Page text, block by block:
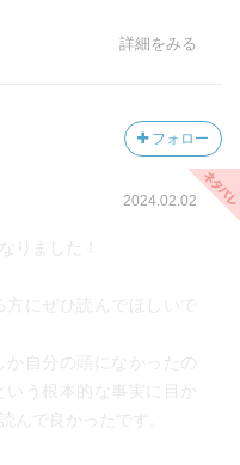
詳細をみる
フォロー
2024.02.02
りました！
にぜひ読んでほしいで
自分の頭になかったの
う根本的な事実に目か
んで良かったです。